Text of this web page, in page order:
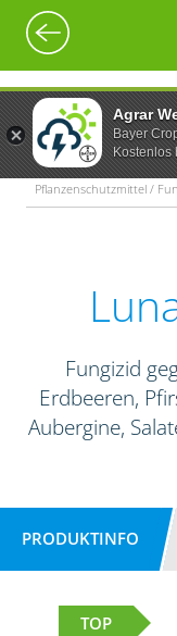
Agrar
Bayer
Kostenlos
Pflanzenschutzmittel /
Fungizid
Erdbeeren,
Aubergine,
PRODUKTINFO
TOP